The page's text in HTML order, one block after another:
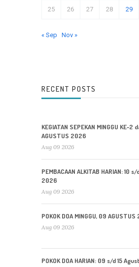
25 26 27 28 29
« Sep Nov »
RECENT POSTS
KEGIATAN SEPEKAN MINGGU KE-2
AGUSTUS 2026
Aug 09 2026
PEMBACAAN ALKITAB HARIAN: 10
2026
Aug 09 2026
POKOK DOA MINGGU, 09
Aug 09 2026
POKOK DOA HARIAN: 09 s/d 15